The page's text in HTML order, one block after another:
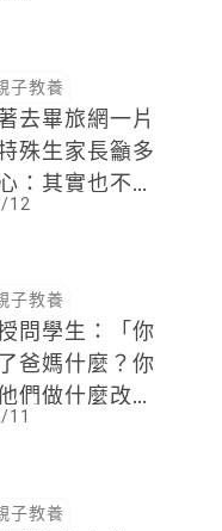
子教養
去畢旅網一片
殊生家長籲多
：其實也不想
真的有苦難言
12
子教養
問學生：「你
爸媽什麼？你
們做什麼改
生們不約而同
11
子教養